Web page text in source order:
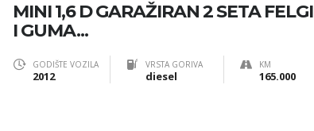
MINI 1,6 D GARAŽIRAN 2 SETA FELGI
I GUMA...
GODIŠTE VOZILA
2012
VRSTA GORIVA
diesel
KM
165.000